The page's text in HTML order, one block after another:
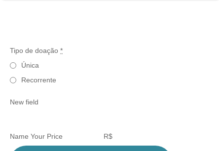
Tipo de doação *
Única
Recorrente
New field
Name Your Price R$
doação
para